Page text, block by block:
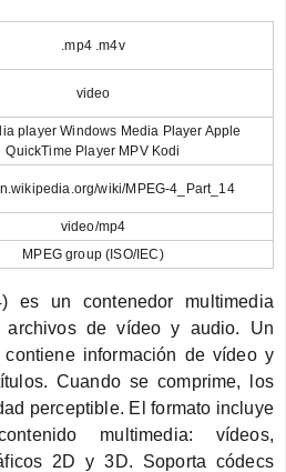
.mp4 .m4v
video
player Windows Media Player Apple
QuickTime Player MPV Kodi
wiki/MPEG-4_Part_14
video/mp4
MPEG group (ISO/IEC)
es un contenedor multimedia
archivos de vídeo y audio. Un
información de vídeo y
Cuando se comprime, los
perceptible. El formato incluye
multimedia: vídeos,
2D y 3D. Soporta códecs